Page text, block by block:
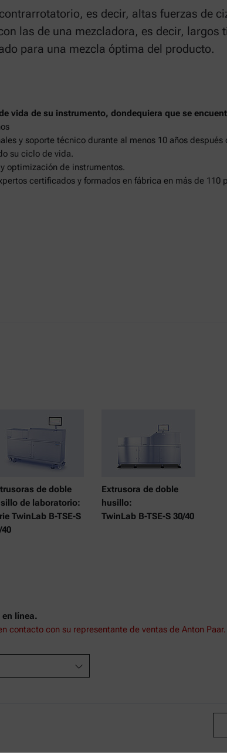
es decir, altas fuerzas de
las de una mezcladora, es decir, largos
para una mezcla óptima del producto.
vida de su instrumento, dondequiera que se
y soporte técnico durante al menos 10 años
su ciclo de vida.
optimización de instrumentos.
certificados y formados en fábrica en más de 110
de doble
de laboratorio:
TwinLab B-TSE-S
40
Extrusora de doble
husillo:
TwinLab B-TSE-S 30/40
línea.
contacto con su representante de ventas de Anton Paar.